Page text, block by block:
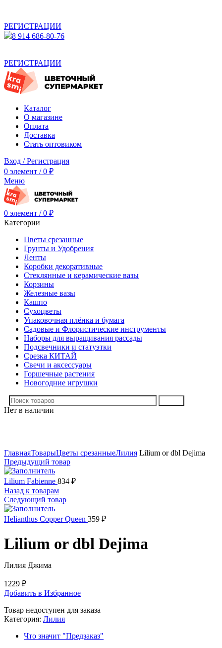
РЕГИСТРАЦИИ
8 914 686-80-76
РЕГИСТРАЦИИ
Каталог
О магазине
Оплата
Доставка
Стать оптовиком
Вход / Регистрация
0 элемент / 0 ₽
Меню
0 элемент / 0 ₽
Категории
Цветы срезанные
Грунты и Удобрения
Ленты
Коробки декоративные
Стеклянные и керамические вазы
Корзины
Железные вазы
Кашпо
Сухоцветы
Упаковочная плёнка и бумага
Садовые и Флористические инструменты
Наборы для выращивания рассады
Подсвечники и статуэтки
Срезка КИТАЙ
Свечи и аксессуары
Горшечные растения
Новогодние игрушки
Нет в наличии
ГлавнаяТоварыЦветы срезанныеЛилия Lilium or dbl Dejima
Предыдущий товар
Lilium Fabienne 834 ₽
Назад к товарам
Следующий товар
Helianthus Copper Queen 359 ₽
Lilium or dbl Dejima
Лилия Джима
1229 ₽
Добавить в Избранное
Товар недоступен для заказа
Категория: Лилия
Что значит "Предзаказ"